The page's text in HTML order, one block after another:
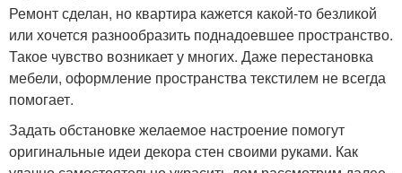
Ремонт сделан, но квартира кажется какой-то безликой
или хочется разнообразить поднадоевшее пространство.
Такое чувство возникает у многих. Даже перестановка
мебели, оформление пространства текстилем не всегда
помогает.
Задать обстановке желаемое настроение помогут
оригинальные идеи декора стен своими руками. Как